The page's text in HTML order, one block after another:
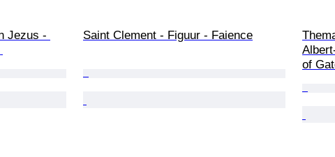
Saint Clement - Figuur - Faience
of